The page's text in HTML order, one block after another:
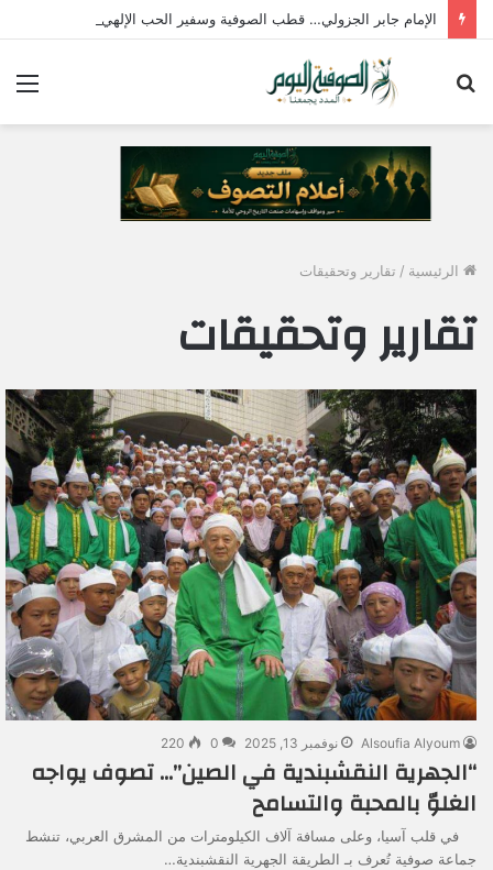
الإمام جابر الجزولي… قطب الصوفية وسفير الحب الإلهي في مصر
الرئيسية / تقارير وتحقيقات
تقارير وتحقيقات
Alsoufia Alyoum نوفمبر 13, 2025 0
220
“الجهرية النقشبندية في الصين”… تصوف يواجه
الغلوّ بالمحبة والتسامح
في قلب آسيا، وعلى مسافة آلاف الكيلومترات من المشرق العربي، تنشط
جماعة صوفية تُعرف بـ الطريقة الجهرية النقشبندية…